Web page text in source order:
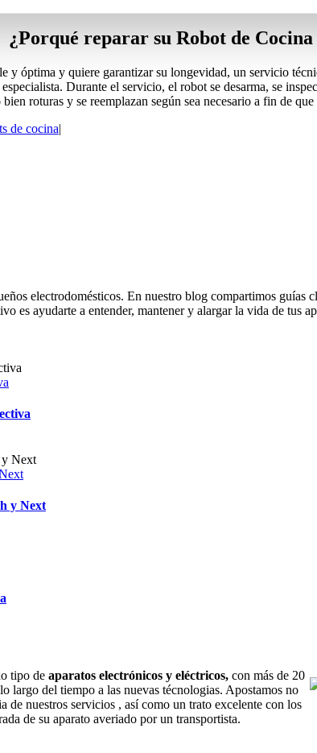
¿Porqué reparar su Robot de
y óptima y quiere garantizar su longevidad, un servicio
Durante el servicio, el robot se desarma, se
roturas y se reemplazan según sea necesario a fin de
de cocina|
electrodomésticos. En nuestro blog compartimos
es ayudarte a entender, mantener y alargar la vida de tus
y Next
tipo de aparatos electrónicos y eléctricos, con más de 20
largo del tiempo a las nuevas técnologias. Apostamos no
nuestros servicios , así como un trato excelente con los
de su aparato averiado por un transportista.